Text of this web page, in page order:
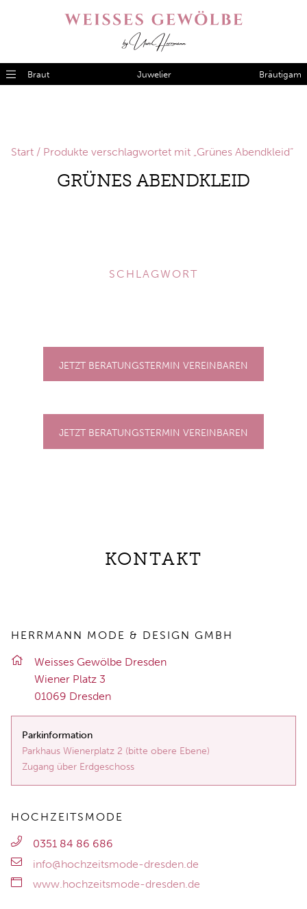
Braut Juwelier Bräutigam
Start / Produkte verschlagwortet mit „Grünes Abendkleid“
GRÜNES ABENDKLEID
SCHLAGWORT
JETZT BERATUNGSTERMIN VEREINBAREN
JETZT BERATUNGSTERMIN VEREINBAREN
KONTAKT
HERRMANN MODE & DESIGN GMBH
Weis­ses Ge­wöl­be Dres­den
Wie­ner Platz 3
01069 Dres­den
Parkinformation
Parkhaus Wienerplatz 2 (bitte obere Ebene)
Zugang über Erdgeschoss
HOCHZEITSMODE
0351 84 86 686
info@hochzeitsmode-dresden.de
www.hochzeitsmode-dresden.de